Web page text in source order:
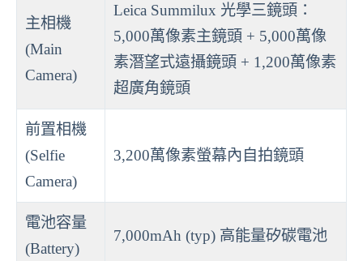
主相機
(Main
Camera)
Leica Summilux 光學三鏡頭：
5,000萬像素主鏡頭 + 5,000萬像
素潛望式遠攝鏡頭 + 1,200萬像素
超廣角鏡頭
前置相機
(Selfie
Camera)
3,200萬像素螢幕內自拍鏡頭
電池容量
(Battery)
7,000mAh (typ) 高能量矽碳電池